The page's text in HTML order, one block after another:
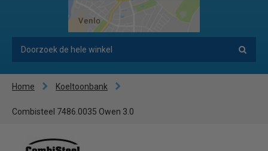
Home Koeltoonbank
Combisteel 7486.0035 Owen 3.0